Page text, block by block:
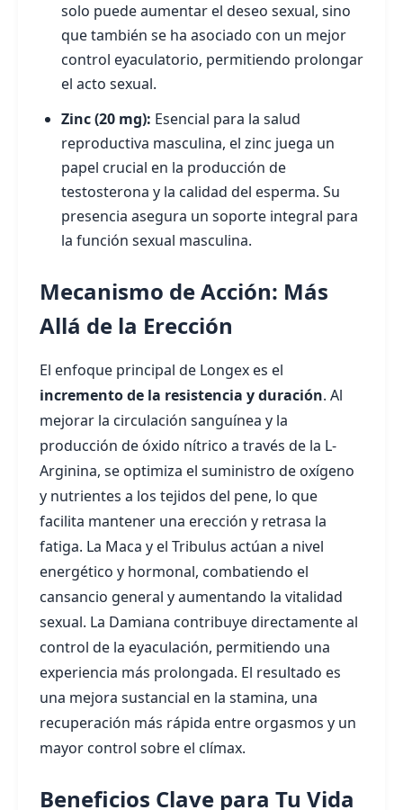
solo puede aumentar el deseo sexual, sino
que también se ha asociado con un mejor
control eyaculatorio, permitiendo prolongar
el acto sexual.
Zinc (20 mg): Esencial para la salud
reproductiva masculina, el zinc juega un
papel crucial en la producción de
testosterona y la calidad del esperma. Su
presencia asegura un soporte integral para
la función sexual masculina.
Mecanismo de Acción: Más
Allá de la Erección
El enfoque principal de Longex es el
incremento de la resistencia y duración. Al
mejorar la circulación sanguínea y la
producción de óxido nítrico a través de la L-
Arginina, se optimiza el suministro de oxígeno
y nutrientes a los tejidos del pene, lo que
facilita mantener una erección y retrasa la
fatiga. La Maca y el Tribulus actúan a nivel
energético y hormonal, combatiendo el
cansancio general y aumentando la vitalidad
sexual. La Damiana contribuye directamente al
control de la eyaculación, permitiendo una
experiencia más prolongada. El resultado es
una mejora sustancial en la stamina, una
recuperación más rápida entre orgasmos y un
mayor control sobre el clímax.
Beneficios Clave para Tu Vida